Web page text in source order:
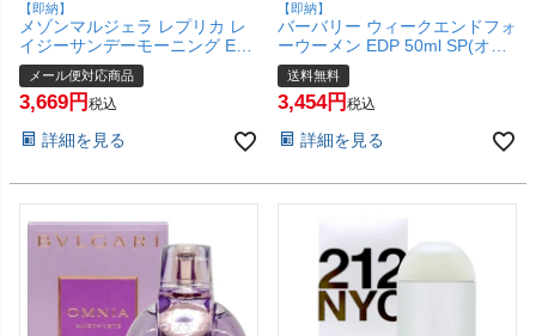
【即納】
メゾンマルジェラ レプリカ レ
イジーサンデーモーニング EDT
10ml SP(オードトワレ)【香
水】【メール便対応商品】
【SBT】 (6059755)
メール便対応商品
3,669 税込
詳細を見る
【即納】
バーバリー ウィークエンドフォ
ーウーメン EDP 50ml SP(オー
ドパルファム)【香水】フォー
ウーマン【宅配便送料無料】
(6059648)
送料無料
3,454 税込
詳細を見る